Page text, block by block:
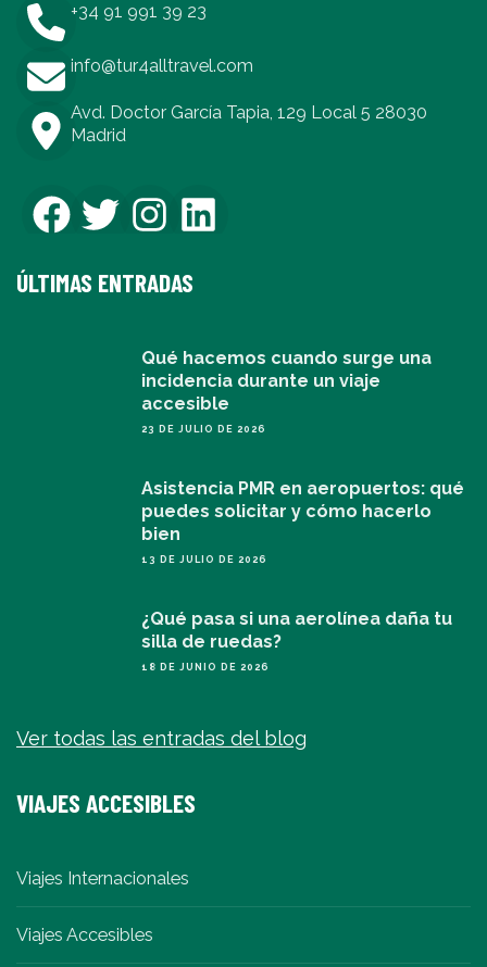
+34 91 991 39 23
info@tur4alltravel.com
Avd. Doctor García Tapia, 129 Local 5 28030
Madrid
ÚLTIMAS ENTRADAS
Qué hacemos cuando surge una
incidencia durante un viaje
accesible
23 DE JULIO DE 2026
Asistencia PMR en aeropuertos: qué
puedes solicitar y cómo hacerlo
bien
13 DE JULIO DE 2026
¿Qué pasa si una aerolínea daña tu
silla de ruedas?
18 DE JUNIO DE 2026
Ver todas las entradas del blog
VIAJES ACCESIBLES
Viajes Internacionales
Viajes Accesibles